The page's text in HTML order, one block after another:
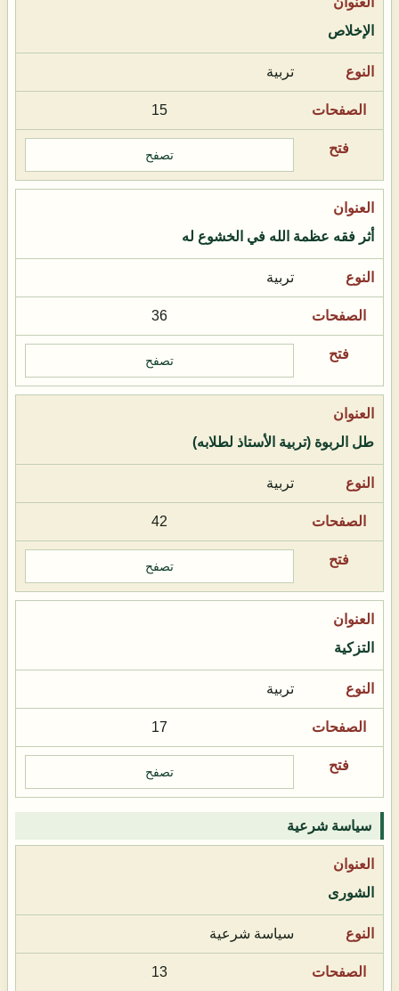
الإخلاص
تربية
15
تصفح
أثر فقه عظمة الله في الخشوع له
تربية
36
تصفح
طل الربوة (تربية الأستاذ لطلابه)
تربية
42
تصفح
التزكية
تربية
17
تصفح
سياسة شرعية
الشورى
سياسة شرعية
13